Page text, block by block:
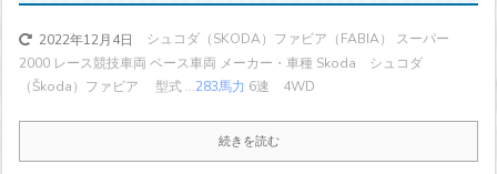
2022年12月4日
シュコダ（SKODA）ファビア（FABIA） スーパー
2000 レース競技車両 ベース車両 メーカー・車種 Skoda シュコダ
（Škoda）ファビア 型式 ...283馬力 6速 4WD
続きを読む